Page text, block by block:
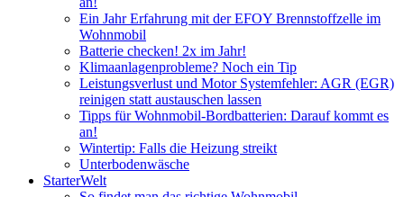
Ein Jahr Erfahrung mit der EFOY Brennstoffzelle im
Wohnmobil
Batterie checken! 2x im Jahr!
Klimaanlagenprobleme? Noch ein Tip
Leistungsverlust und Motor Systemfehler: AGR (EGR)
reinigen statt austauschen lassen
Tipps für Wohnmobil-Bordbatterien: Darauf kommt es
an!
Wintertip: Falls die Heizung streikt
Unterbodenwäsche
StarterWelt